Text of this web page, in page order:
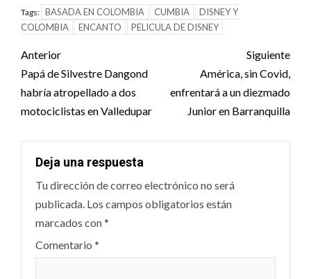
Tags: BASADA EN COLOMBIA CUMBIA
DISNEY Y
COLOMBIA
ENCANTO PELICULA DE DISNEY
Post
navigation
Anterior
Papá de Silvestre Dangond
habría atropellado a dos
motociclistas en Valledupar
Siguiente
América, sin Covid,
enfrentará a un diezmado
Junior en Barranquilla
Deja una respuesta
Tu dirección de correo electrónico no será
publicada. Los campos obligatorios están
marcados con*
Comentario *